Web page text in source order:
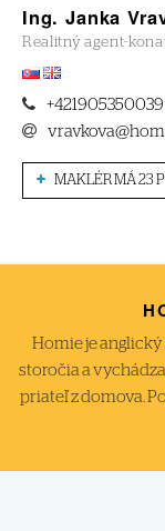
Ing. Janka
Realitný agent-
+421905350039
MAKLÉR MÁ 23
Homie je
storočia a vychádza
priateľ z domova.